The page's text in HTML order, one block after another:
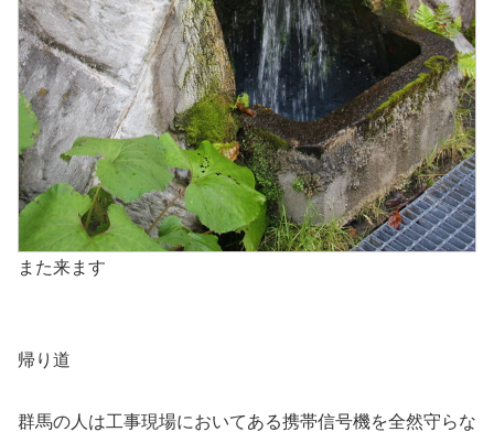
また来ます
帰り道
群馬の人は工事現場においてある携帯信号機を全然守らな